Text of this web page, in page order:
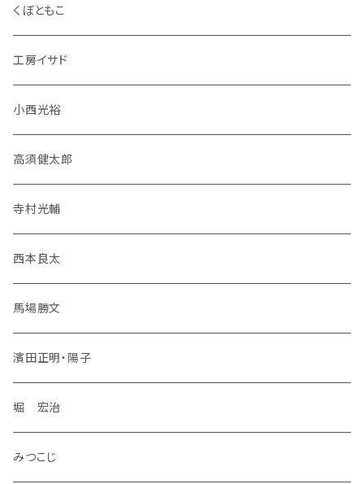
くぼともこ
工房イサド
小西光裕
高須健太郎
寺村光輔
西本良太
馬場勝文
濱田正明・陽子
堀 宏治
みつこじ